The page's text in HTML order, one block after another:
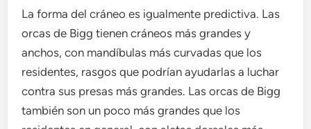
La forma del cráneo es igualmente predictiva. Las
orcas de Bigg tienen cráneos más grandes y
anchos, con mandíbulas más curvadas que los
residentes, rasgos que podrían ayudarlas a luchar
contra sus presas más grandes. Las orcas de Bigg
también son un poco más grandes que los